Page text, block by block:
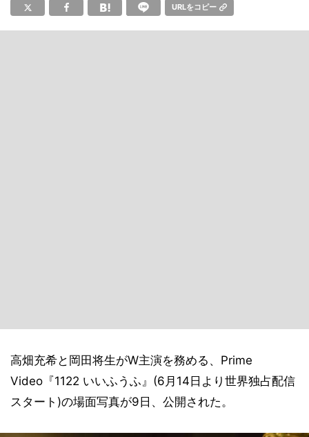
URLをコピー
高畑充希と岡田将生がW主演を務める、Prime
Video『1122 いいふうふ』(6月14日より世界独占配信
スタート)の場面写真が9日、公開された。